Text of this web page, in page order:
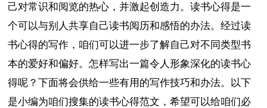
己对常识和阅览的热心，并激起创造力。读书心得是一
个可以与别人共享自己读书阅历和感悟的办法。经过读
书心得的写作，咱们可以进一步了解自己对不同类型书
本的爱好和偏好。怎样写出一篇令人形象深化的读书心
得呢？下面将会供给一些有用的写作技巧和办法。以下
是小编为咱们搜集的读书心得范文，希望可以给咱们必